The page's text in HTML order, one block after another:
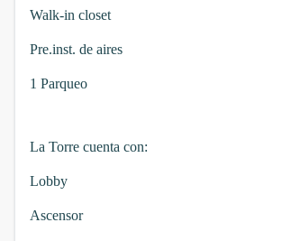
Walk-in closet
Pre.inst. de aires
1 Parqueo
La Torre cuenta con:
Lobby
Ascensor